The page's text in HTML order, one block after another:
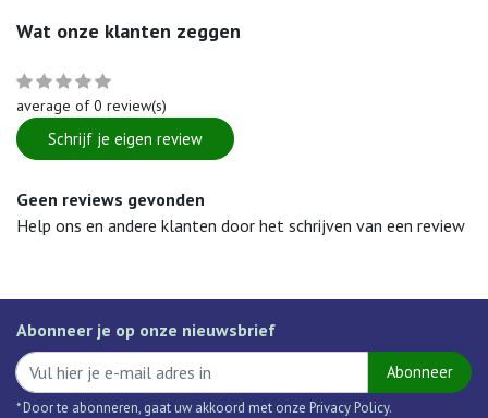
Wat onze klanten zeggen
average of 0 review(s)
Schrijf je eigen review
Geen reviews gevonden
Help ons en andere klanten door het schrijven van een review
Abonneer je op onze nieuwsbrief
Abonneer
* Door te abonneren, gaat uw akkoord met onze Privacy Policy.